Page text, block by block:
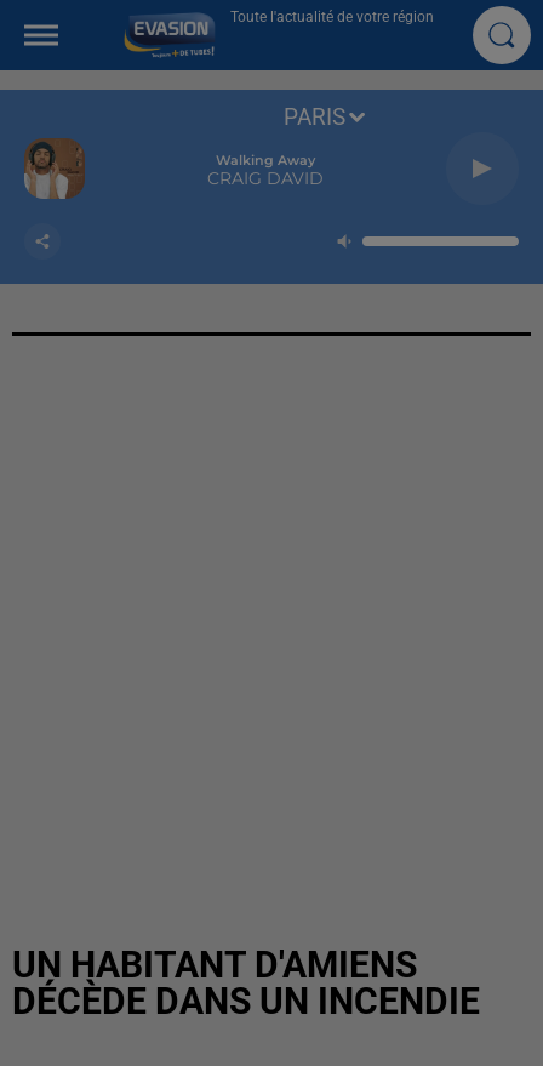
Toute l'actualité de votre région
Walking Away
CRAIG DAVID
PARIS
UN HABITANT D'AMIENS
DÉCÈDE DANS UN INCENDIE